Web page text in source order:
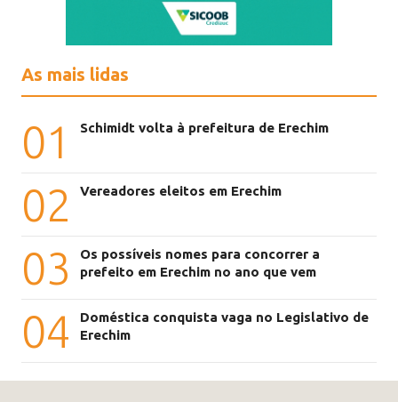
As mais lidas
01 Schimidt volta à prefeitura de Erechim
02 Vereadores eleitos em Erechim
03
Os possíveis nomes para concorrer a
prefeito em Erechim no ano que vem
04
Doméstica conquista vaga no Legislativo de
Erechim